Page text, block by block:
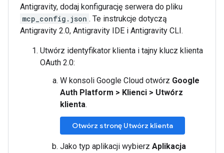
Antigravity, dodaj konfigurację serwera do pliku
mcp_config.json . Te instrukcje dotyczą
Antigravity 2.0, Antigravity IDE i Antigravity CLI.
Utwórz identyfikator klienta i tajny klucz klienta
OAuth 2.0:
W konsoli Google Cloud otwórz Google
Auth Platform > Klienci > Utwórz
klienta.
Otwórz stronę Utwórz klienta
Jako typ aplikacji wybierz Aplikacja